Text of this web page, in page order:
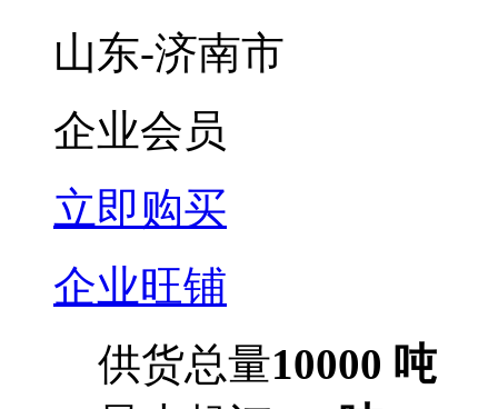
山东-济南市
企业会员
立即购买
企业旺铺
供货总量10000 吨